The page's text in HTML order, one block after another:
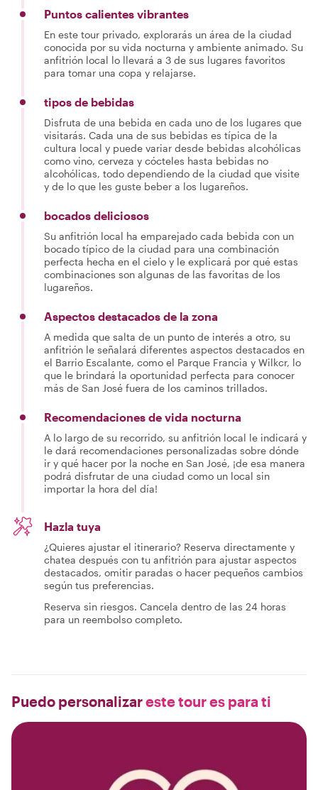
Puntos calientes vibrantes
En este tour privado, explorarás un área de la ciudad
conocida por su vida nocturna y ambiente animado. Su
anfitrión local lo llevará a 3 de sus lugares favoritos
para tomar una copa y relajarse.
tipos de bebidas
Disfruta de una bebida en cada uno de los lugares que
visitarás. Cada una de sus bebidas es típica de la
cultura local y puede variar desde bebidas alcohólicas
como vino, cerveza y cócteles hasta bebidas no
alcohólicas, todo dependiendo de la ciudad que visite
y de lo que les guste beber a los lugareños.
bocados deliciosos
Su anfitrión local ha emparejado cada bebida con un
bocado típico de la ciudad para una combinación
perfecta hecha en el cielo y le explicará por qué estas
combinaciones son algunas de las favoritas de los
lugareños.
Aspectos destacados de la zona
A medida que salta de un punto de interés a otro, su
anfitrión le señalará diferentes aspectos destacados en
el Barrio Escalante, como el Parque Francia y Wilkcr, lo
que le brindará la oportunidad perfecta para conocer
más de San José fuera de los caminos trillados.
Recomendaciones de vida nocturna
A lo largo de su recorrido, su anfitrión local le indicará y
le dará recomendaciones personalizadas sobre dónde
ir y qué hacer por la noche en San José, ¡de esa manera
podrá disfrutar de una ciudad como un local sin
importar la hora del día!
Hazla tuya
¿Quieres ajustar el itinerario? Reserva directamente y
chatea después con tu anfitrión para ajustar aspectos
destacados, omitir paradas o hacer pequeños cambios
según tus preferencias.
Reserva sin riesgos. Cancela dentro de las 24 horas
para un reembolso completo.
Puedo personalizareste tour es para ti